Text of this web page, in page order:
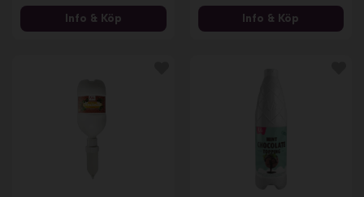
Info & Köp Info & Köp